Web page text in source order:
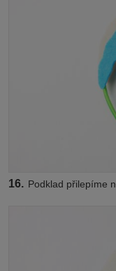
16. Podklad přilepíme